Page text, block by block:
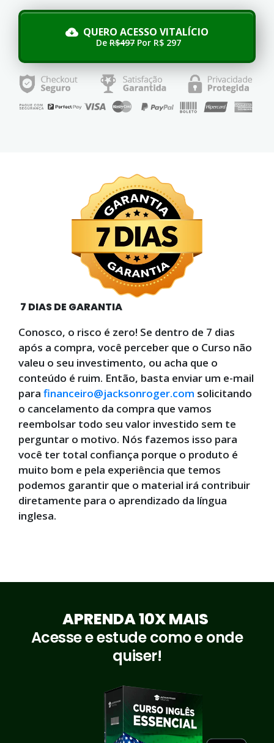
QUERO ACESSO VITALÍCIO
De R$497 Por R$ 297
7 DIAS DE GARANTIA
Conosco, o risco é zero! Se dentro de 7 dias
após a compra, você perceber que o Curso não
valeu o seu investimento, ou acha que o
conteúdo é ruim. Então, basta enviar um e-mail
para financeiro@jacksonroger.com solicitando
o cancelamento da compra que vamos
reembolsar todo seu valor investido sem te
perguntar o motivo. Nós fazemos isso para
você ter total confiança porque o produto é
muito bom e pela experiência que temos
podemos garantir que o material irá contribuir
diretamente para o aprendizado da língua
inglesa.
APRENDA 10X MAIS
Acesse e estude como e onde
quiser!